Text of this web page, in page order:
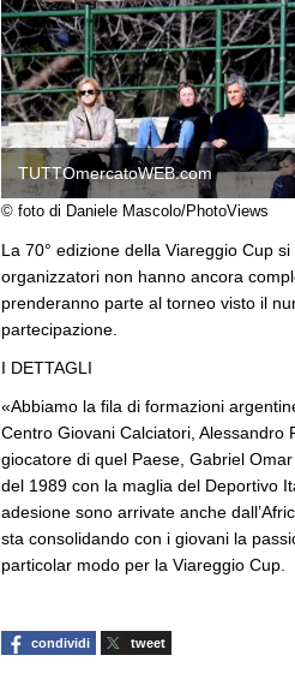
TUTTOmercatoWEB.com
© foto di Daniele Mascolo/PhotoViews
La 70° edizione della Viareggio Cup
organizzatori non hanno ancora
prenderanno parte al torneo visto il
partecipazione.
I DETTAGLI
«Abbiamo la fila di formazioni
Centro Giovani Calciatori,
giocatore di quel Paese, Gabriel
del 1989 con la maglia del Deportivo
adesione sono arrivate anche
sta consolidando con i giovani la
particolar modo per la Viareggio Cup.
condividi tweet